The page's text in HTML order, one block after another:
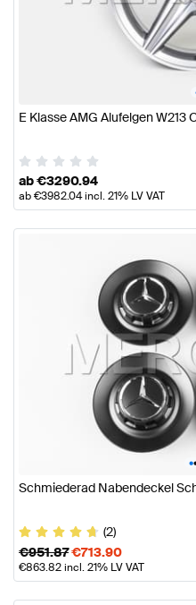
E Klasse AMG Alufelgen W213
ab€3290.94
ab€3982.04incl. 21% LV VAT
•
Schmiederad Nabendeckel
(2)
€951.87€713.90
€863.82incl. 21% LV VAT